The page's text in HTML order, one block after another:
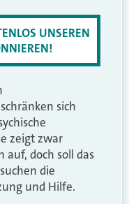
UNSEREN
sich
zeigt zwar
auf, doch soll das
die
und Hilfe.